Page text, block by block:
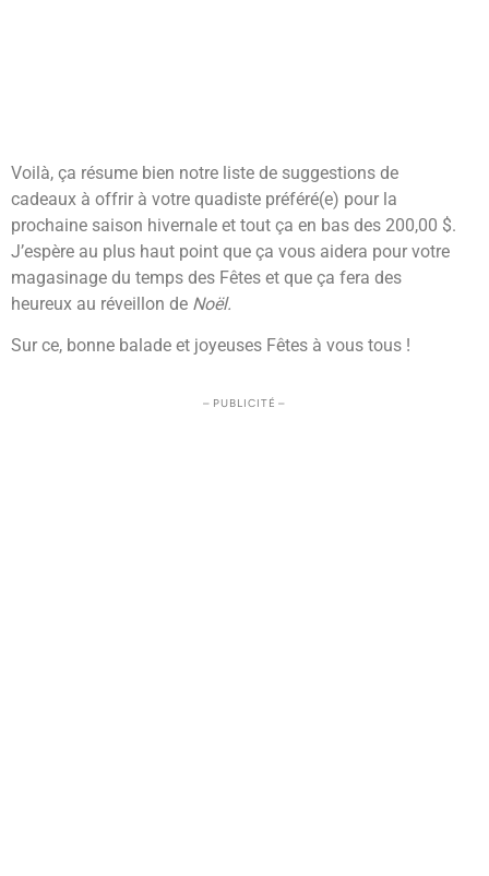
Voilà, ça résume bien notre liste de suggestions de
cadeaux à offrir à votre quadiste préféré(e) pour la
prochaine saison hivernale et tout ça en bas des 200,00 $.
J’espère au plus haut point que ça vous aidera pour votre
magasinage du temps des Fêtes et que ça fera des
heureux au réveillon de Noël.
Sur ce, bonne balade et joyeuses Fêtes à vous tous !
– PUBLICITÉ –